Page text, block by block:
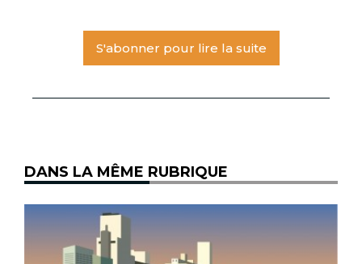
S'abonner pour lire la suite
DANS LA MÊME RUBRIQUE